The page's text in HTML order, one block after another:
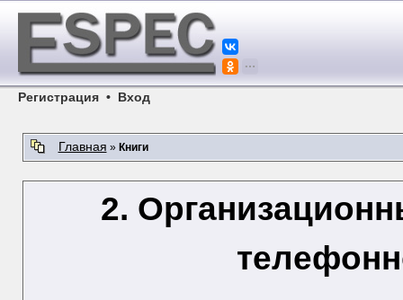
Регистрация • Вход
Главная » Книги
2.